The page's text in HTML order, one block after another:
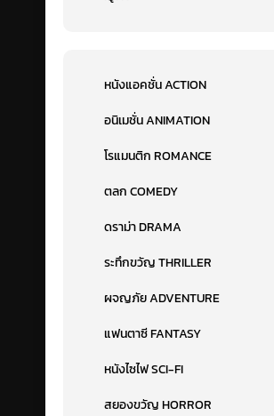
หนังแอคชั่น ACTION
อนิเมชั่น ANIMATION
โรแมนติก ROMANCE
ตลก COMEDY
ดราม่า DRAMA
ระทึกขวัญ THRILLER
ผจญภัย ADVENTURE
แฟนตาซี FANTASY
หนังไซไฟ SCI-FI
สยองขวัญ HORROR